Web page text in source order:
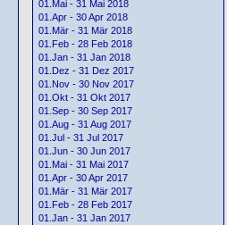
01.Mai - 31 Mai 2018
01.Apr - 30 Apr 2018
01.Mär - 31 Mär 2018
01.Feb - 28 Feb 2018
01.Jan - 31 Jan 2018
01.Dez - 31 Dez 2017
01.Nov - 30 Nov 2017
01.Okt - 31 Okt 2017
01.Sep - 30 Sep 2017
01.Aug - 31 Aug 2017
01.Jul - 31 Jul 2017
01.Jun - 30 Jun 2017
01.Mai - 31 Mai 2017
01.Apr - 30 Apr 2017
01.Mär - 31 Mär 2017
01.Feb - 28 Feb 2017
01.Jan - 31 Jan 2017